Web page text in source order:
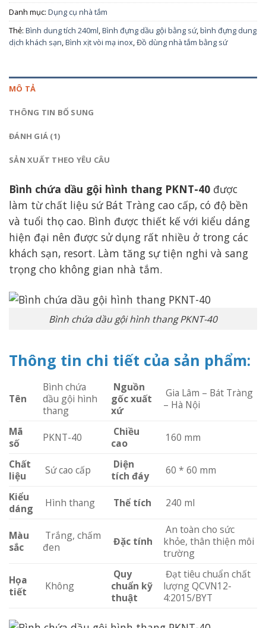
Danh mục: Dụng cụ nhà tắm
Thẻ: Bình dung tích 240ml,Bình đựng dầu gội bằng sứ,bình đựng dung
dịch khách sạn,Bình xịt vòi mạ inox,Đồ dùng nhà tắm bằng sứ
MÔ TẢ
THÔNG TIN BỔ SUNG
ĐÁNH GIÁ (1)
SẢN XUẤT THEO YÊU CÂU
Bình chứa dầu gội hình thang PKNT-40 được
làm từ chất liệu sứ Bát Tràng cao cấp, có độ bền
và tuổi thọ cao. Bình được thiết kế với kiểu dáng
hiện đại nên được sử dụng rất nhiều ở trong các
khách sạn, resort. Làm tăng sự tiện nghi và sang
trọng cho không gian nhà tắm.
Bình chứa dầu gội hình thang PKNT-40
Thông tin chi tiết của sản phẩm:
Tên
Bình chứa
dầu gội hình
thang
Nguồn
gốc xuất
xứ
Gia Lâm – Bát Tràng
– Hà Nội
Mã
số
PKNT-40
Chiều
cao
160 mm
Chất
liệu
Sứ cao cấp
Diện
tích đáy
60 * 60 mm
Kiểu
dáng
Hình thang Thể tích 240 ml
Màu
sắc
Trắng, chấm
đen
Đặc tính
An toàn cho sức
khỏe, thân thiện môi
trường
Họa
tiết
Không
Quy
chuẩn kỹ
thuật
Đạt tiêu chuẩn chất
lượng QCVN12-
4:2015/BYT